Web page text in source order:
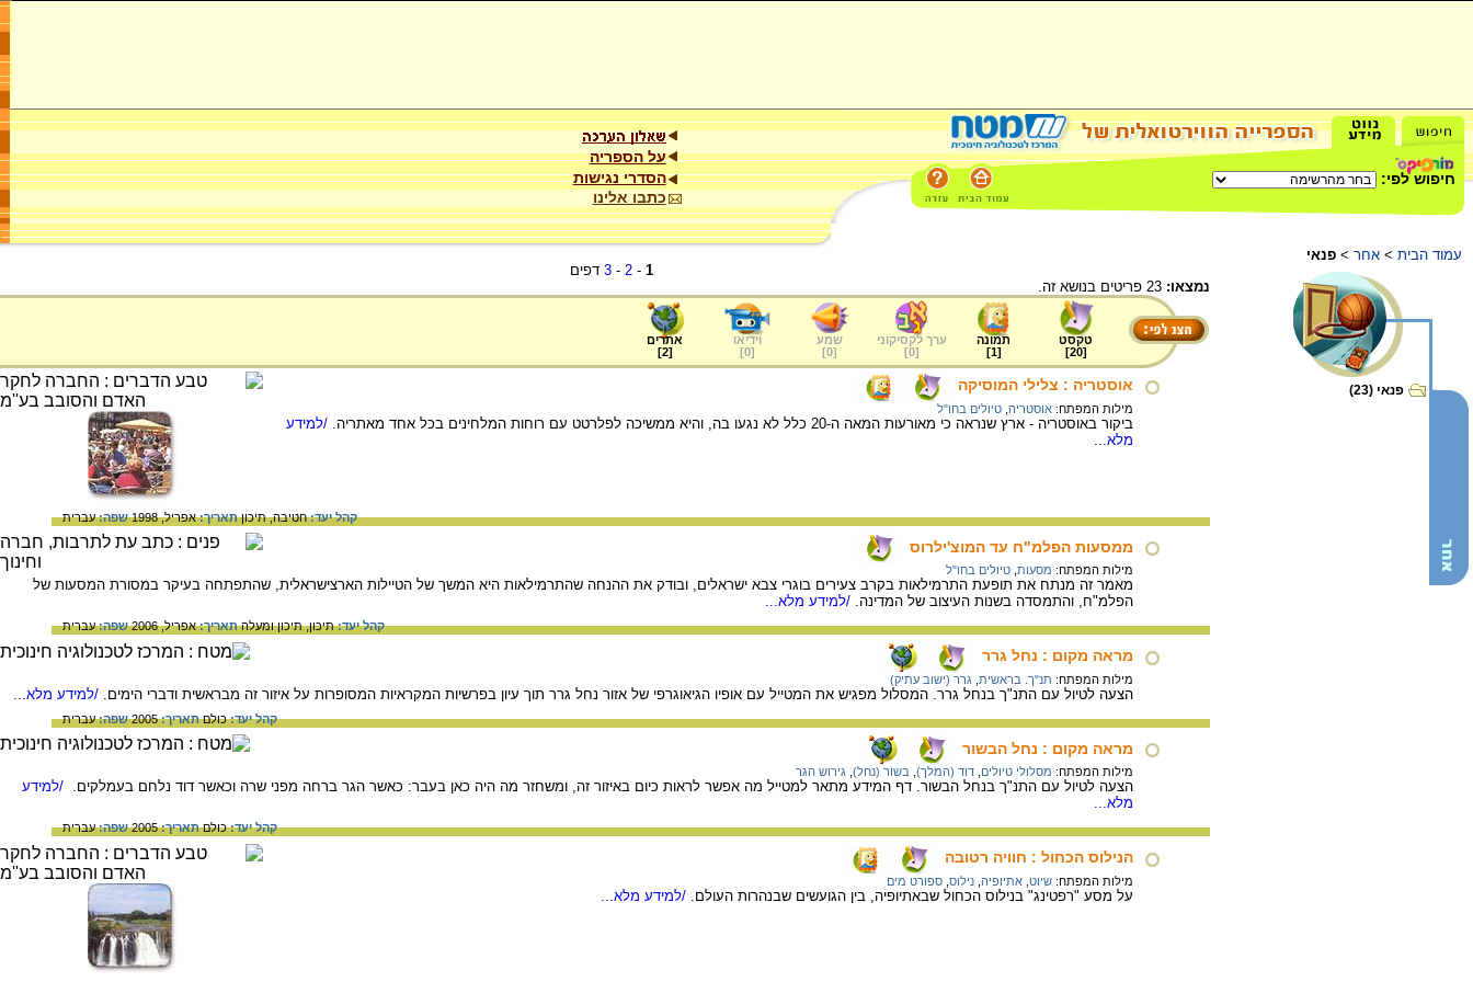
חיפוש לפי:
על הספריה
הסדרי נגישות
כתבו אלינו
עמוד הבית > אחר > פנאי
פנאי (23)
1
-
2
-
3 דפים
נמצאו:
טקסט
[
20
]
תמונה
[
1
]
ערך לקסיקוני
[
0
]
שמע
[
0
]
וידיאו
[
0
]
אתרים
[
2
]
אוסטריה : צלילי המוסיקה
מילות המפתח: אוסטריה טיולים בחו"ל
ביקור באוסטריה - ארץ שנראה כי מאורעות המאה ה-20 כלל לא נגעו בה, והיא ממשיכה לפלרטט עם רוחות המלחינים בכל אחד מאתריה.
/למידע
מלא...
קהל יעד:חטיבה,תיכוןתאריך:אפריל, 1998 שפה:עברית
ממסעות הפלמ"ח עד המוצ'ילרוס
מילות המפתח: מסעות טיולים בחו"ל
מאמר זה מנתח את תופעת התרמילאות בקרב צעירים בוגרי צבא ישראלים, ובודק את ההנחה שהתרמילאות היא המשך של הטיילות הארצישראלית, שהתפתחה בעיקר במסורת המסעות של
הפלמ"ח, והתמסדה בשנות העיצוב של המדינה. /למידע מלא...
קהל יעד:תיכון,תיכון ומעלהתאריך:אפריל, 2006 שפה:עברית
מראה מקום : נחל גרר
מילות המפתח: תנ"ך. בראשית גרר (ישוב עתיק)
הצעה לטיול עם התנ"ך בנחל גרר. המסלול מפגיש את המטייל עם אופיו הגיאוגרפי של אזור נחל גרר תוך עיון בפרשיות המקראיות המסופרות על איזור זה מבראשית ודברי הימים. /למידע מלא...
קהל יעד:כולםתאריך:2005 שפה:עברית
מראה מקום : נחל הבשור
מילות המפתח: מסלולי טיולים דוד (המלך) בשור (נחל) גירוש הגר
הצעה לטיול עם התנ"ך בנחל הבשור. דף המידע מתאר למטייל מה אפשר לראות כיום באיזור זה, ומשחזר מה היה כאן בעבר: כאשר הגר ברחה מפני שרה וכאשר דוד נלחם בעמלקים. /למידע
מלא...
קהל יעד:כולםתאריך:2005 שפה:עברית
הנילוס הכחול : חוויה רטובה
מילות המפתח: שיוט אתיופיה נילוס ספורט מים
על מסע "רפטינג" בנילוס הכחול שבאתיופיה, בין הגועשים שבנהרות העולם. /למידע מלא...